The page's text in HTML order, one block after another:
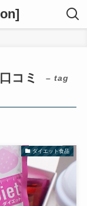
コミ
– tag
ダイエット食品